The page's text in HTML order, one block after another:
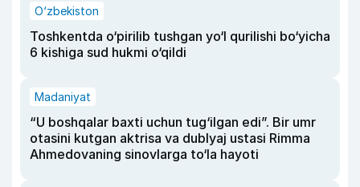
O‘zbekiston
Toshkentda o‘pirilib tushgan yo‘l qurilishi bo‘yicha
6 kishiga sud hukmi o‘qildi
Madaniyat
“U boshqalar baxti uchun tug‘ilgan edi”. Bir umr
otasini kutgan aktrisa va dublyaj ustasi Rimma
Ahmedovaning sinovlarga to‘la hayoti